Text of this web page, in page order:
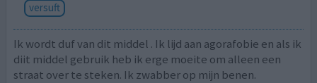
versuft
Ik wordt duf van dit middel . Ik lijd aan agorafobie en als ik
diit middel gebruik heb ik erge moeite om alleen een
straat over te steken. Ik zwabber op mijn benen.